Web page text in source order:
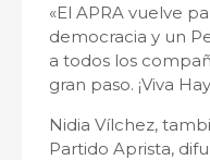
«El APRA vuelve
democracia y un
a todos los
gran paso. ¡Viva
Nidia Vílchez,
Partido Aprista,